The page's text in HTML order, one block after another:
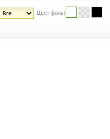
Цвет фона: